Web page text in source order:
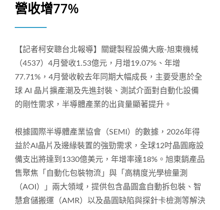
營收增77%
【記者柯安聰台北報導】關鍵製程設備大廠-旭東機械
（4537）4月營收1.53億元，月增19.07%、年增
77.71%，4月營收較去年同期大幅成長，主要受惠於全
球 AI 晶片擴產潮及先進封裝、測試介面對自動化設備
的剛性需求，半導體產業的出貨量顯著提升。
根據國際半導體產業協會（SEMI）的數據，2026年得
益於AI晶片及邊緣裝置的強勁需求，全球12吋晶圓廠設
備支出將達到1330億美元，年增率達18%。旭東銷產品
售聚焦「自動化包裝物流」與「高精度光學檢量測
（AOI）」兩大領域，提供包含晶圓盒自動拆包裝、智
慧倉儲搬運（AMR）以及晶圓缺陷與探針卡檢測等解決